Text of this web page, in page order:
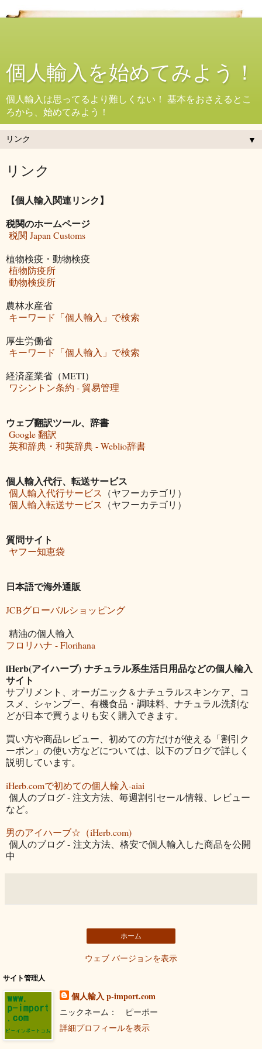
個人輸入を始めてみよう！
個人輸入は思ってるより難しくない！ 基本をおさえるとこ
ろから、始めてみよう！
▼
リンク
【個人輸入関連リンク】
税関のホームページ
税関 Japan Customs
植物検疫・動物検疫
植物防疫所
動物検疫所
農林水産省
キーワード「個人輸入」で検索
厚生労働省
キーワード「個人輸入」で検索
経済産業省（METI）
ワシントン条約 - 貿易管理
ウェブ翻訳ツール、辞書
Google 翻訳
英和辞典・和英辞典 - Weblio辞書
個人輸入代行、転送サービス
個人輸入代行サービス （ヤフーカテゴリ）
個人輸入転送サービス （ヤフーカテゴリ）
質問サイト
ヤフー知恵袋
日本語で海外通販
JCBグローバルショッピング
精油の個人輸入
フロリハナ - Florihana
iHerb(アイハーブ) ナチュラル系生活日用品などの個人輸入
サイト
サプリメント、オーガニック＆ナチュラルスキンケア、コ
スメ、シャンプー、有機食品・調味料、ナチュラル洗剤な
どが日本で買うよりも安く購入できます。
買い方や商品レビュー、初めての方だけが使える「割引ク
ーポン」の使い方などについては、以下のブログで詳しく
説明しています。
iHerb.comで初めての個人輸入-aiai
個人のブログ - 注文方法、毎週割引セール情報、レビュー
など。
男のアイハーブ☆（iHerb.com)
個人のブログ - 注文方法、格安で個人輸入した商品を公開
中
ホーム
ウェブ バージョンを表示
サイト管理人
個人輸入 p-import.com
ニックネーム： ピーポー
詳細プロフィールを表示